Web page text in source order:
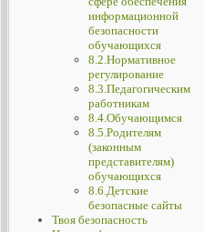
информационной
безопасности
обучающихся
8.2.Нормативное
регулирование
8.3.Педагогическим
работникам
8.4.Обучающимся
8.5.Родителям
(законным
представителям)
обучающихся
8.6.Детские
безопасные сайты
Твоя безопасность